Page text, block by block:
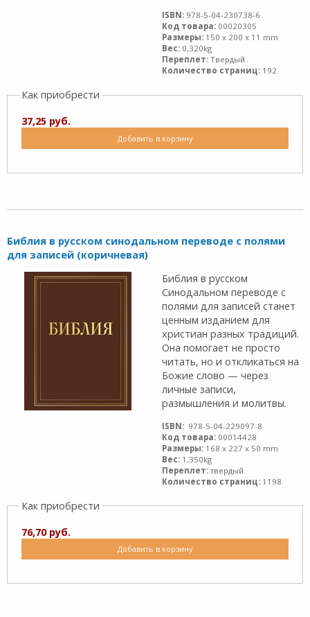
ISBN: 978-5-04-230738-6
Код товара: 00020305
Размеры: 150 x 200 x 11 mm
Вес: 0,320kg
Переплет: Твердый
Количество страниц: 192
Как приобрести
37,25 руб.
Добавить в корзину
Библия в русском синодальном переводе с полями
для записей (коричневая)
Библия в русском
Синодальном переводе с
полями для записей станет
ценным изданием для
христиан разных традиций.
Она помогает не просто
читать, но и откликаться на
Божие слово — через
личные записи,
размышления и молитвы.
ISBN: 978-5-04-229097-8
Код товара: 00014428
Размеры: 168 x 227 x 50 mm
Вес: 1,350kg
Переплет: твердый
Количество страниц: 1198
Как приобрести
76,70 руб.
Добавить в корзину